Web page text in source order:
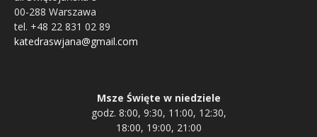
00-288 Warszawa
tel. +48 22 831 02 89
katedraswjana@gmail.com
Msze Święte w niedziele
godz. 8:00, 9:30, 11:00, 12:30,
18:00, 19:00, 21:00